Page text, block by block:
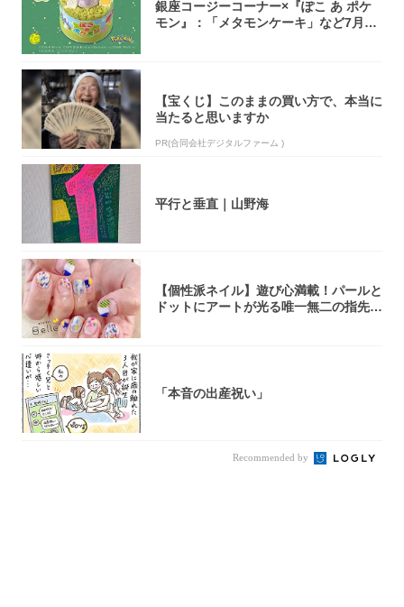
銀座コージーコーナー×『ぽこ あ ポケ
モン』：「メタモンケーキ」など7月31
【宝くじ】このままの買い方で、本当に
当たると思いますか
PR(合同会社デジタルファーム )
平行と垂直｜山野海
【個性派ネイル】遊び心満載！パールと
ドットにアートが光る唯一無二の指先が
「本音の出産祝い」
Recommended by